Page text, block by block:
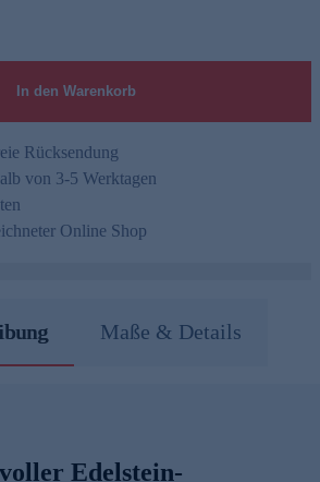
In den Warenkorb
Rücksendung
von 3-5 Werktagen
Online Shop
Maße & Details
Edelstein-